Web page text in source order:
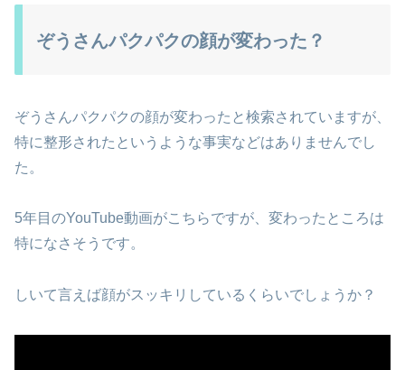
ぞうさんパクパクの顔が変わった？
ぞうさんパクパクの顔が変わったと検索されていますが、
特に整形されたというような事実などはありませんでし
た。
5年目のYouTube動画がこちらですが、変わったところは
特になさそうです。
しいて言えば顔がスッキリしているくらいでしょうか？